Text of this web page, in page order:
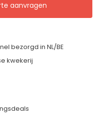
aanvragen
bezorgd in NL/BE
kwekerij